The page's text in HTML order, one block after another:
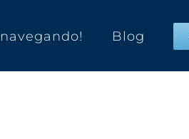
navegando! Blog